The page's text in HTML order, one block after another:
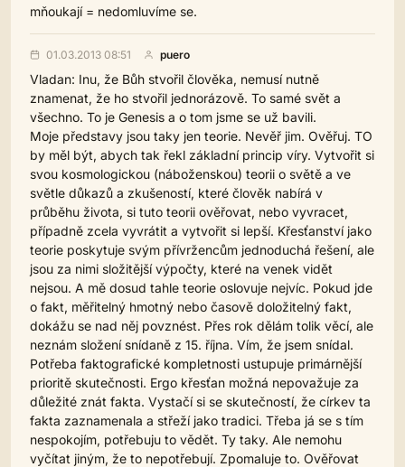
mňoukají = nedomluvíme se.
01.03.2013 08:51 puero
Vladan: Inu, že Bůh stvořil člověka, nemusí nutně
znamenat, že ho stvořil jednorázově. To samé svět a
všechno. To je Genesis a o tom jsme se už bavili.
Moje představy jsou taky jen teorie. Nevěř jim. Ověřuj. TO
by měl být, abych tak řekl základní princip víry. Vytvořit si
svou kosmologickou (náboženskou) teorii o světě a ve
světle důkazů a zkušeností, které člověk nabírá v
průběhu života, si tuto teorii ověřovat, nebo vyvracet,
případně zcela vyvrátit a vytvořit si lepší. Křesťanství jako
teorie poskytuje svým přívržencům jednoduchá řešení, ale
jsou za nimi složitější výpočty, které na venek vidět
nejsou. A mě dosud tahle teorie oslovuje nejvíc. Pokud jde
o fakt, měřitelný hmotný nebo časově doložitelný fakt,
dokážu se nad něj povznést. Přes rok dělám tolik věcí, ale
neznám složení snídaně z 15. října. Vím, že jsem snídal.
Potřeba faktografické kompletnosti ustupuje primárnější
prioritě skutečnosti. Ergo křesťan možná nepovažuje za
důležité znát fakta. Vystačí si se skutečností, že církev ta
fakta zaznamenala a střeží jako tradici. Třeba já se s tím
nespokojím, potřebuju to vědět. Ty taky. Ale nemohu
vyčítat jiným, že to nepotřebují. Zpomaluje to. Ověřovat